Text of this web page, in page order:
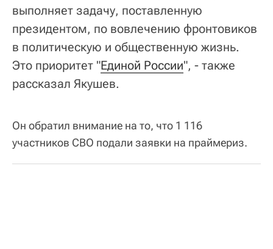
выполняет задачу, поставленную
президентом, по вовлечению фронтовиков
в политическую и общественную жизнь.
Это приоритет "Единой России", - также
рассказал Якушев.
Он обратил внимание на то, что 1 116
участников СВО подали заявки на праймериз.